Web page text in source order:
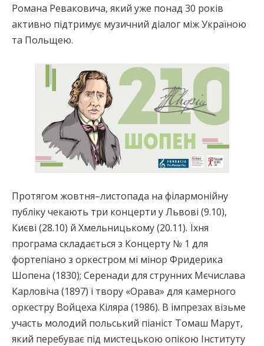
Романа Реваковича, який уже понад 30 років
активно підтримує музичний діалог між Україною
та Польщею.
Протягом жовтня–листопада на філармонійну
публіку чекають три концерти у Львові (9.10),
Києві (28.10) й Хмельницькому (20.11). Їхня
програма складається з Концерту № 1 для
фортепіано з оркестром мі мінор Фридерика
Шопена (1830); Серенади для струнних Мєчислава
Карловіча (1897) і твору «Орава» для камерного
оркестру Войцеха Кіляра (1986). В імпрезах візьме
участь молодий польський піаніст Томаш Марут,
який перебуває під мистецькою опікою Інституту